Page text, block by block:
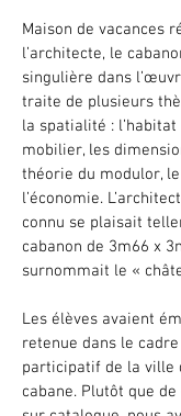
Maison de vacances
l’architecte, le
singulière dans
traite de plusieurs
la spatialité :
mobilier, les
théorie du modulor,
l’économie.
connu se plaisait
cabanon de 3m66 x
surnommait le «
Les élèves avaient
retenue dans le
participatif de la ville
cabane. Plutôt que